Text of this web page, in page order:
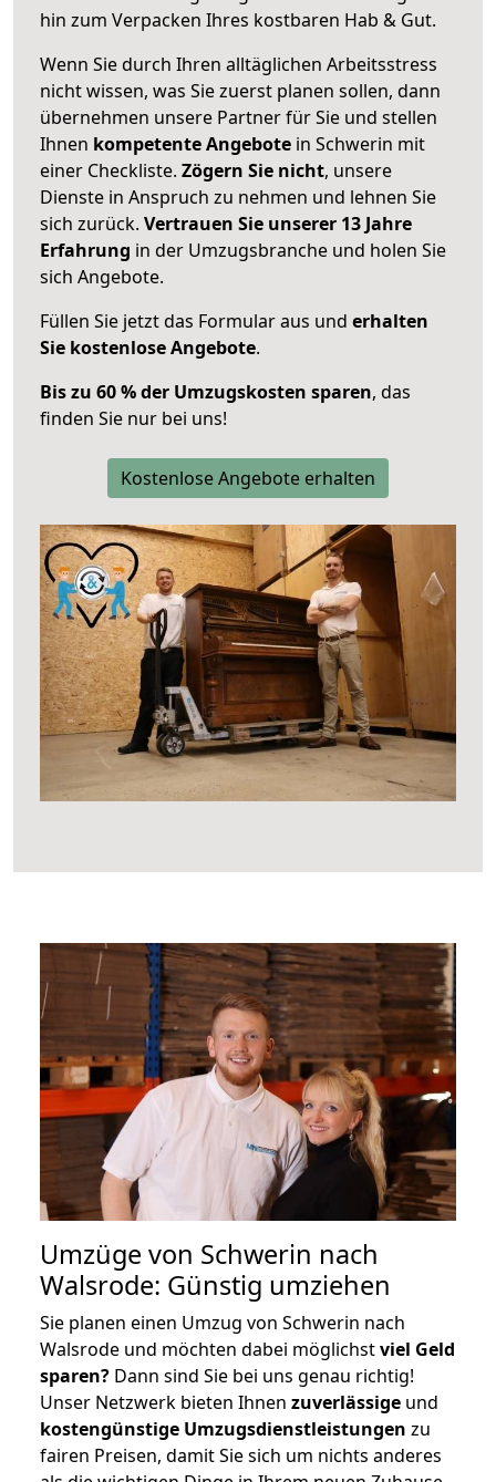
hin zum Verpacken Ihres kostbaren Hab & Gut.
Wenn Sie durch Ihren alltäglichen Arbeitsstress
nicht wissen, was Sie zuerst planen sollen, dann
übernehmen unsere Partner für Sie und stellen
Ihnen kompetente Angebote in Schwerin mit
einer Checkliste. Zögern Sie nicht, unsere
Dienste in Anspruch zu nehmen und lehnen Sie
sich zurück. Vertrauen Sie unserer 13 Jahre
Erfahrung in der Umzugsbranche und holen Sie
sich Angebote.
Füllen Sie jetzt das Formular aus und erhalten
Sie kostenlose Angebote.
Bis zu 60 % der Umzugskosten sparen, das
finden Sie nur bei uns!
Kostenlose Angebote erhalten
Umzüge von Schwerin nach
Walsrode: Günstig umziehen
Sie planen einen Umzug von Schwerin nach
Walsrode und möchten dabei möglichstviel Geld
sparen? Dann sind Sie bei uns genau richtig!
Unser Netzwerk bieten Ihnen zuverlässige und
kostengünstige Umzugsdienstleistungen zu
fairen Preisen, damit Sie sich um nichts anderes